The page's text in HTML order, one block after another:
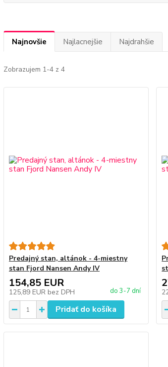
Najnovšie Najlacnejšie Najdrahšie
Zobrazujem 1-4 z 4
Predajný stan, altánok - 4-miestny
stan Fjord Nansen Andy IV
154,85 EUR
125,89 EUR bez DPH do 3-7 dní
Pridať do košíka